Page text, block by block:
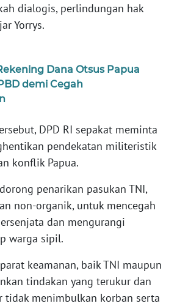
dialogis, perlindungan hak
Yorrys.
Dana Otsus Papua
demi Cegah
DPD RI sepakat meminta
pendekatan militeristik
konflik Papua.
penarikan pasukan TNI,
non-organik, untuk mencegah
dan mengurangi
warga sipil.
keamanan, baik TNI maupun
tindakan yang terukur dan
tidak menimbulkan korban serta